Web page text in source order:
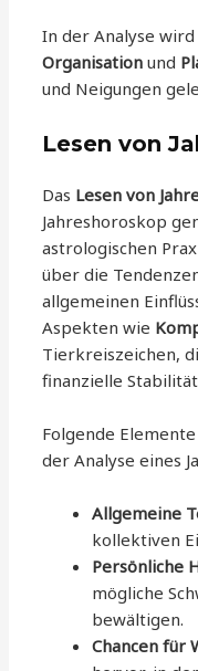
In der Analyse
Organisation und
und Neigungen
Lesen von
Das Lesen von
Jahreshoroskop
astrologischen
über die
allgemeinen
Aspekten wie
Tierkreiszeichen,
finanzielle
Folgende
der Analyse eines
Allgemeine
kollektiven
Persönliche
mögliche
bewältigen.
Chancen für